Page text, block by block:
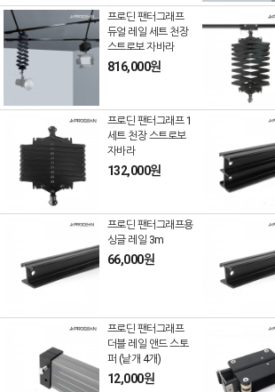
프로딘 팬터그래프
듀얼 레일 세트 천장
스트로보 자바라
816,000원
프로딘 팬터그래프 1
세트 천장 스트로보
자바라
132,000원
프로딘 팬터그래프용
싱글 레일 3m
66,000원
프로딘 팬터그래프
더블 레일 앤드 스토
퍼 (낱개 4개)
12,000원